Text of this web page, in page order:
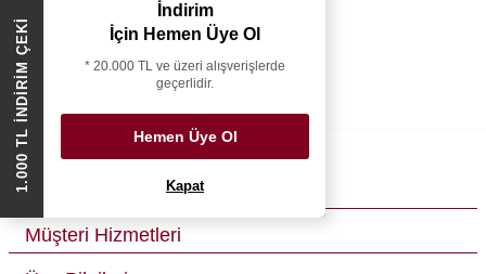
Kurumsal
Müşteri Hizmetleri
1.000 TL İNDİRİM ÇEKİ
İndirim
İçin Hemen Üye Ol
* 20.000 TL ve üzeri alışverişlerde
geçerlidir.
Hemen Üye Ol
Kapat